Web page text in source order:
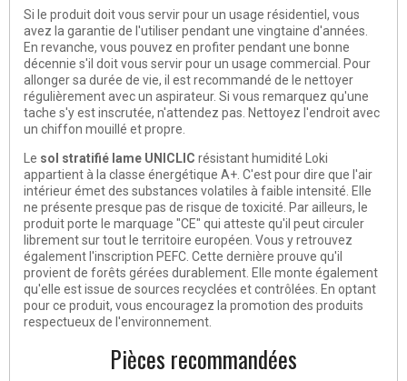
Si le produit doit vous servir pour un usage résidentiel, vous
avez la garantie de l'utiliser pendant une vingtaine d'années.
En revanche, vous pouvez en profiter pendant une bonne
décennie s'il doit vous servir pour un usage commercial. Pour
allonger sa durée de vie, il est recommandé de le nettoyer
régulièrement avec un aspirateur. Si vous remarquez qu'une
tache s'y est inscrutée, n'attendez pas. Nettoyez l'endroit avec
un chiffon mouillé et propre.
Le sol stratifié lame UNICLIC résistant humidité Loki
appartient à la classe énergétique A+ . C'est pour dire que l'air
intérieur émet des substances volatiles à faible intensité. Elle
ne présente presque pas de risque de toxicité. Par ailleurs, le
produit porte le marquage "CE" qui atteste qu'il peut circuler
librement sur tout le territoire européen. Vous y retrouvez
également l'inscription PEFC. Cette dernière prouve qu'il
provient de forêts gérées durablement. Elle monte également
qu'elle est issue de sources recyclées et contrôlées. En optant
pour ce produit, vous encouragez la promotion des produits
respectueux de l'environnement.
Pièces recommandées